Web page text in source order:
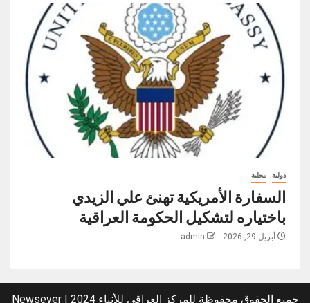
دولية محلية
السفارة الأمريكية تهنئ علي الزيدي
باختياره لتشكيل الحكومة العراقية
أبريل 29, 2026 admin
جميع الحقوق محفوظة للمركز العراقي للأنباء 2024 |
Newsever